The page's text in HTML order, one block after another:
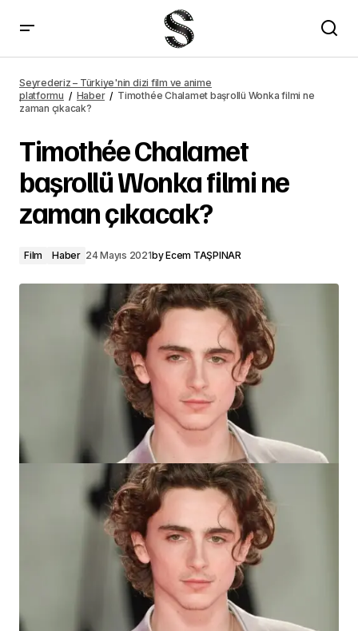
Seyrederiz – Türkiye'nin dizi film ve anime
platformu
Haber
Timothée Chalamet başrollü Wonka filmi ne
zaman çıkacak?
Timothée Chalamet
başrollü Wonka filmi ne
zaman çıkacak?
Film Haber 24 Mayıs 2021byEcem TAŞPINAR